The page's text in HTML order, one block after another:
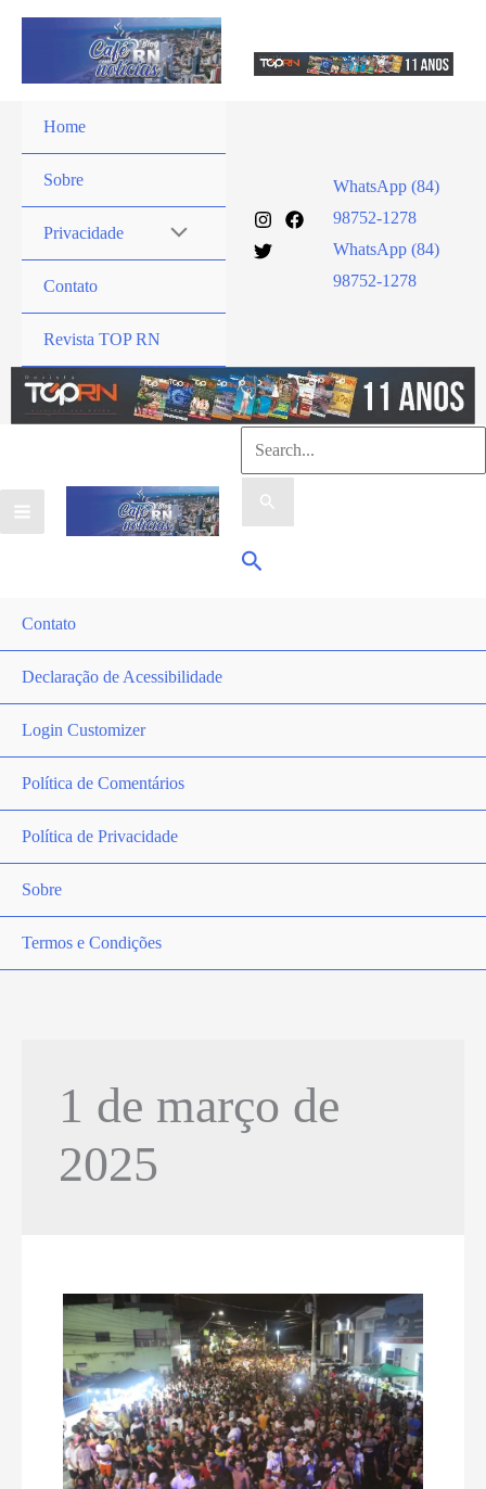
Home
Sobre
Privacidade
Contato
Revista TOP RN
WhatsApp (84)
98752-1278
WhatsApp (84)
98752-1278
Pesquisar
por:
Pesquisar
Contato
Declaração de Acessibilidade
Login Customizer
Política de Comentários
Política de Privacidade
Sobre
Termos e Condições
1 de março de
2025